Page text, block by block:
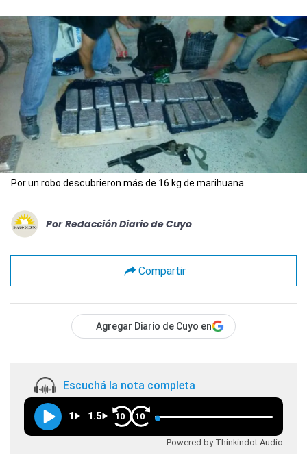
Por un robo descubrieron más de 16 kg de marihuana
Por Redacción Diario de Cuyo
Compartir
Agregar Diario de Cuyo en
Escuchá la nota completa
1 1.5 10 10
Powered by Thinkindot Audio